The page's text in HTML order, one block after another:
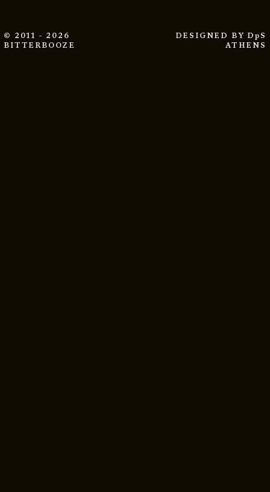
© 2011 - 2026
BITTERBOOZE
DESIGNED BY DpS
ATHENS